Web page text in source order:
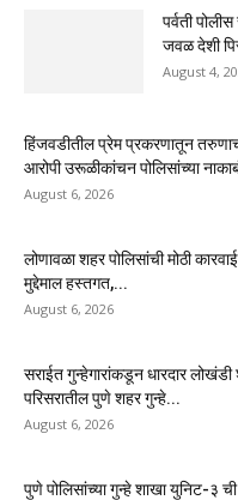
पर्वती
जवळ देशी
August 4,
हिंजवडीतील प्रेम प्रकरणातून
आरोपी उरूळीकांचन पोलिसांच्या
August 6, 2026
लोणावळा शहर पोलिसांची मोठी
मुद्देमाल हस्तगत,...
August 6, 2026
सराईत गुन्हेगारांकडून धारदार लोखंडी
परिसरातील पुणे शहर गुन्हे...
August 6, 2026
पुणे पोलिसांच्या गुन्हे शाखा युनिट-३